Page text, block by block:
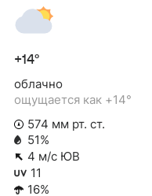
+14°
облачно
ощущается как +14°
574 мм рт. ст.
51%
4 м/с ЮВ
11
16%